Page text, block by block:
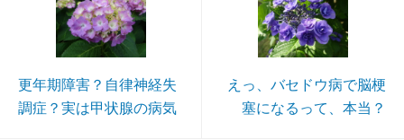
更年期障害？自律神経失
調症？実は甲状腺の病気
えっ、バセドウ病で脳梗
塞になるって、本当？